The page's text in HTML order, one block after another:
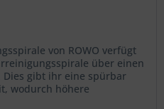
von ROWO verfügt
über einen
gibt ihr eine spürbar
wodurch höhere